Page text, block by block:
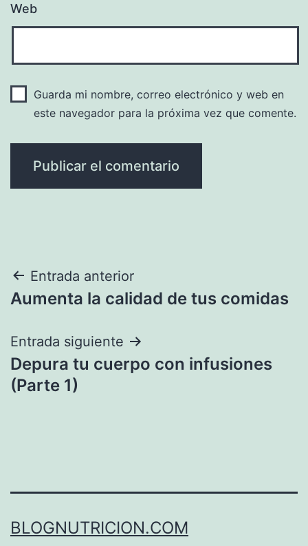
Web
Guarda mi nombre, correo electrónico y web en
este navegador para la próxima vez que comente.
Navegación
de
entradas
Entrada anterior
Aumenta la calidad de tus comidas
Entrada siguiente
Depura tu cuerpo con infusiones
(Parte 1)
BLOGNUTRICION.COM